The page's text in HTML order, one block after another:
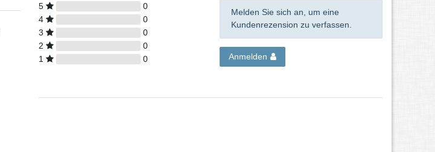
5
0
4
0
3
0
2
0
1
0
Melden Sie sich an, um eine
Kundenrezension zu verfassen.
Anmelden